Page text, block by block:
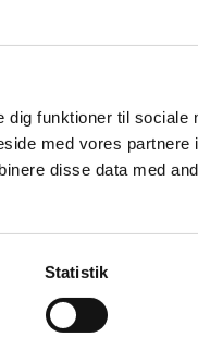
funktioner til sociale
med vores partnere
disse data med
Statistik